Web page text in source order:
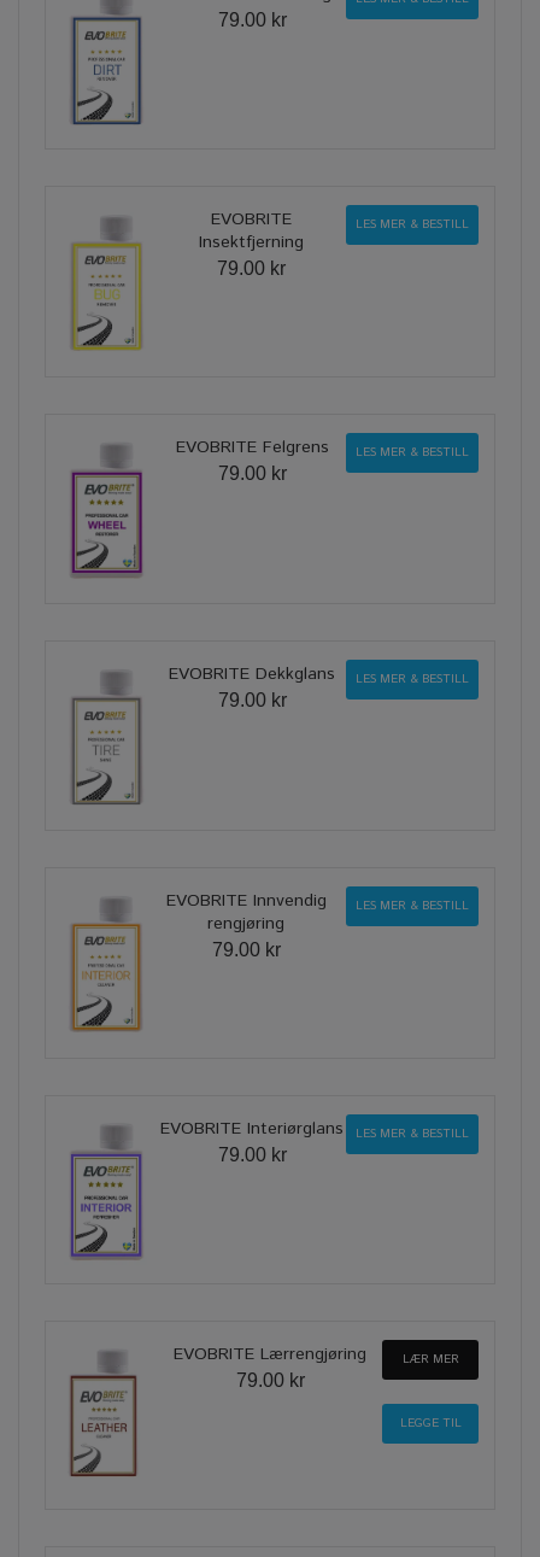
79.00 kr
EVOBRITE
Insektfjerning
79.00 kr
LES MER & BESTILL
EVOBRITE Felgrens
79.00 kr
LES MER & BESTILL
EVOBRITE Dekkglans
79.00 kr
LES MER & BESTILL
EVOBRITE Innvendig
rengjøring
79.00 kr
LES MER & BESTILL
EVOBRITE Interiørglans
79.00 kr
LES MER & BESTILL
EVOBRITE Lærrengjøring
79.00 kr
LÆR MER